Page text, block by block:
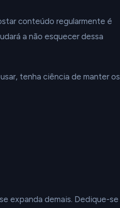
conteúdo regularmente é
a não esquecer dessa
tenha ciência de manter os
expanda demais. Dedique-se